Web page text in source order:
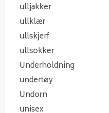
ulljakker
ullklær
ullskjerf
ullsokker
Underholdning
undertøy
Undorn
unisex